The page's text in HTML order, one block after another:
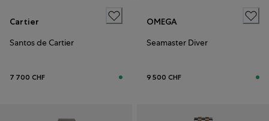
Cartier
Santos de Cartier
7 700 CHF
OMEGA
Seamaster Diver
9 500 CHF